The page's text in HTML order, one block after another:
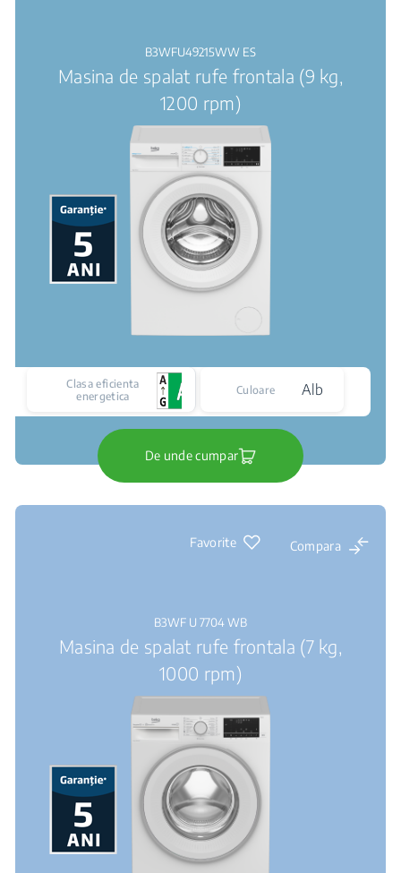
B3WFU49215WW ES
Masina de spalat rufe frontala (9 kg,
1200 rpm)
Clasa eficienta
energetica
Culoare Alb
De unde cumpar
Favorite Compara
B3WF U 7704 WB
Masina de spalat rufe frontala (7 kg,
1000 rpm)